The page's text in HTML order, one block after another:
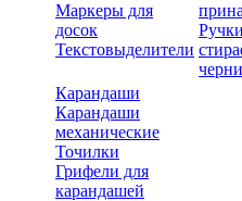
Маркеры для
досок
Текстовыделители
Карандаши
Карандаши
механические
Точилки
Грифели для
карандашей